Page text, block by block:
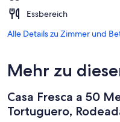
Essbereich
Alle Details zu Zimmer und
Mehr zu
Casa Fresca a 50
Tortuguero,